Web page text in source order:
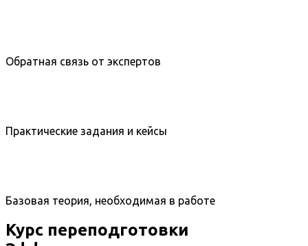
Обратная связь от экспертов
Практические задания и кейсы
Базовая теория, необходимая в работе
Курс переподготовки